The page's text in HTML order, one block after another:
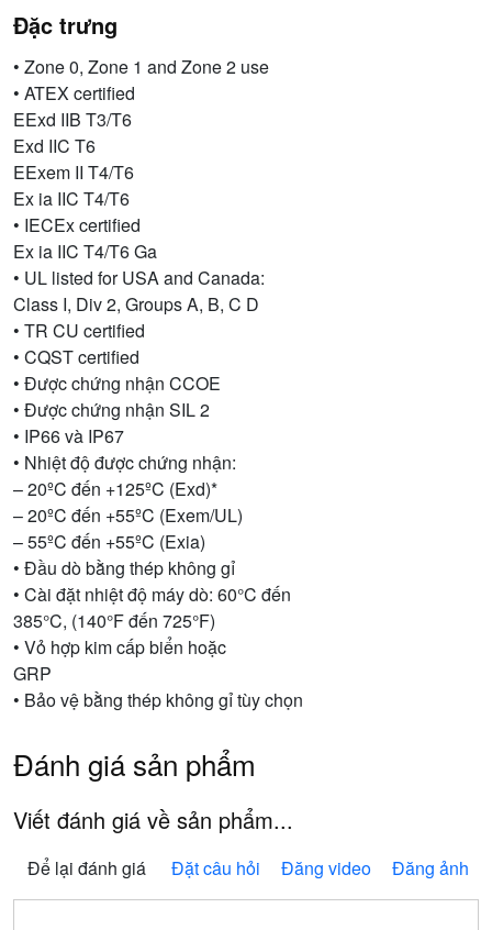
Đặc trưng
• Zone 0, Zone 1 and Zone 2 use
• ATEX certified
EExd IIB T3/T6
Exd IIC T6
EExem II T4/T6
Ex ia IIC T4/T6
• IECEx certified
Ex ia IIC T4/T6 Ga
• UL listed for USA and Canada:
Class I, Div 2, Groups A, B, C D
• TR CU certified
• CQST certified
• Được chứng nhận CCOE
• Được chứng nhận SIL 2
• IP66 và IP67
• Nhiệt độ được chứng nhận:
– 20ºC đến +125ºC (Exd)*
– 20ºC đến +55ºC (Exem/UL)
– 55ºC đến +55ºC (Exia)
• Đầu dò bằng thép không gỉ
• Cài đặt nhiệt độ máy dò: 60°C đến
385°C, (140°F đến 725°F)
• Vỏ hợp kim cấp biển hoặc
GRP
• Bảo vệ bằng thép không gỉ tùy chọn
Đánh giá sản phẩm
Viết đánh giá về sản phẩm...
Để lại đánh giá Đặt câu hỏi Đăng video Đăng ảnh